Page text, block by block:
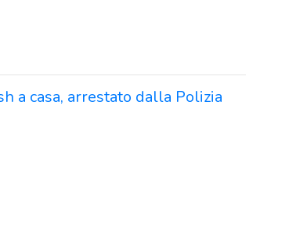
a casa, arrestato dalla Polizia